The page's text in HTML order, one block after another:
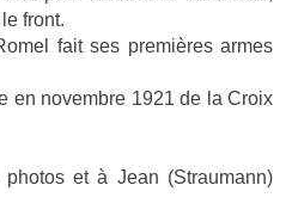
front.
fait ses premières armes
en novembre 1921 de la Croix
et à Jean (Straumann)